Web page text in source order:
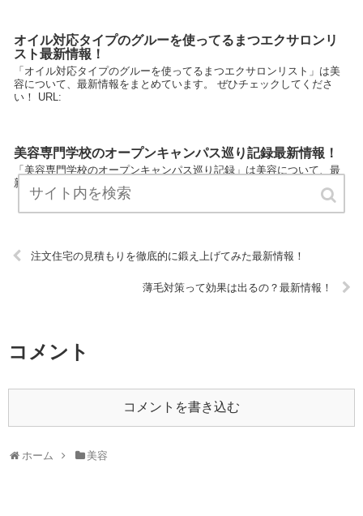
オイル対応タイプのグルーを使ってるまつエクサロンリ
スト最新情報！
「オイル対応タイプのグルーを使ってるまつエクサロンリスト」は美
容について、最新情報をまとめています。 ぜひチェックしてくださ
い！ URL:
美容専門学校のオープンキャンパス巡り記録最新情報！
「美容専門学校のオープンキャンパス巡り記録」は美容について、最
新情報をまとめています。 ぜひチェックしてください！ URL:
注文住宅の見積もりを徹底的に鍛え上げてみた最新情報！
薄毛対策って効果は出るの？最新情報！
コメント
コメントを書き込む
ホーム 美容